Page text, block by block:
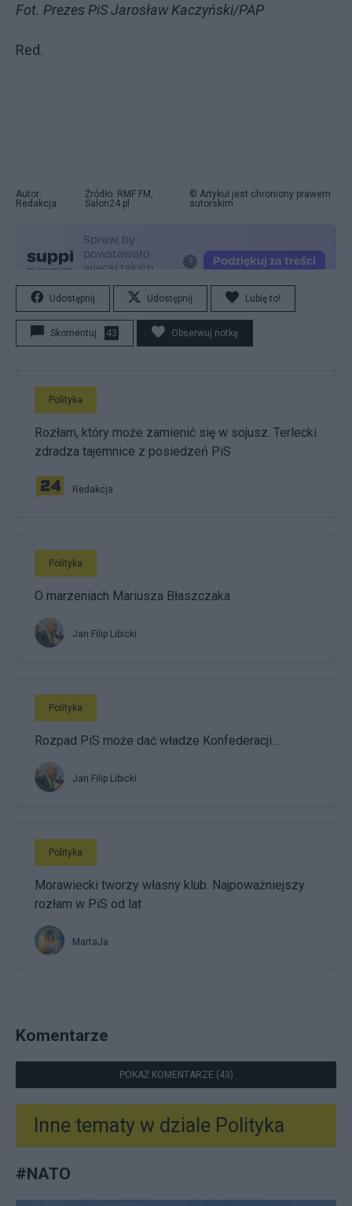
Fot. Prezes PiS Jarosław Kaczyński/PAP
Red.
Autor:
Redakcja
Źródło: RMF FM,
Salon24.pl
© Artykuł jest chroniony prawem
autorskim.
Udostępnij Udostępnij Lubię to!
Skomentuj 43 Obserwuj notkę
Polityka
Rozłam, który może zamienić się w sojusz. Terlecki
zdradza tajemnice z posiedzeń PiS
Redakcja
Polityka
O marzeniach Mariusza Błaszczaka
Jan Filip Libicki
Polityka
Rozpad PiS może dać władze Konfederacji…
Jan Filip Libicki
Polityka
Morawiecki tworzy własny klub. Najpoważniejszy
rozłam w PiS od lat
MartaJa
Komentarze
POKAŻ KOMENTARZE (43)
Inne tematy w dziale Polityka
#NATO